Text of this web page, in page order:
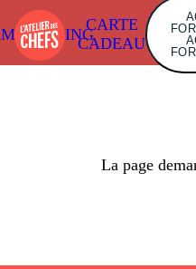
CARTE
CADEAU
La page